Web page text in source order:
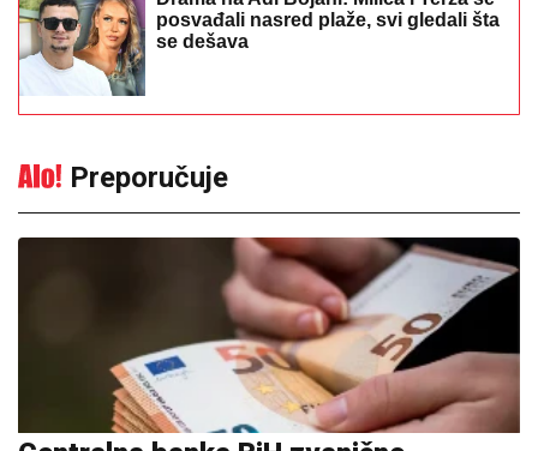
Preporučuje
Centralna banka BiH zvanično
aplicirala za pristupanje SEPA
području: Brža i znatno jeftinija
prekogranična plaćanja u evrima